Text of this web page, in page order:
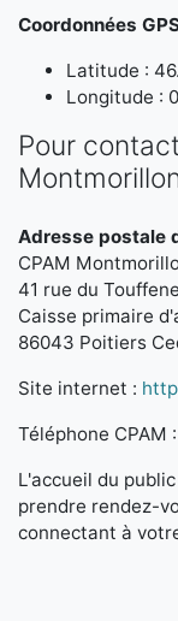
Coordonnées
Latitude :
Longitude :
Pour
Adresse postale
CPAM
41 rue du
Caisse primaire
86043 Poitiers
Site internet :
Téléphone CPAM :
L'accueil du
prendre rendez-
connectant à